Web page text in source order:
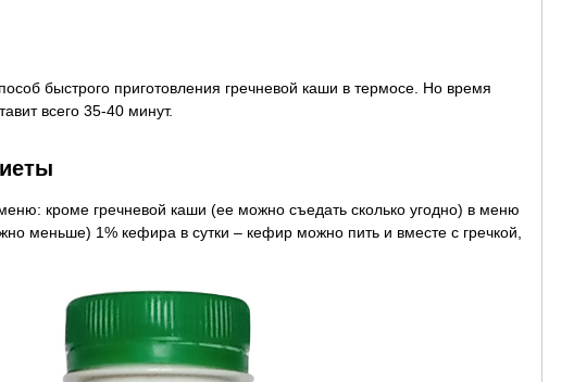
быстрого приготовления гречневой каши в термосе. Но время
всего 35-40 минут.
кроме гречневой каши (ее можно съедать сколько угодно) в меню
меньше) 1% кефира в сутки – кефир можно пить и вместе с гречкой,